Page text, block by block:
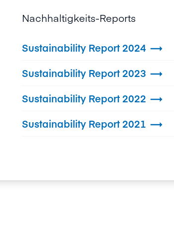
Nachhaltigkeits-Reports
Sustainability Report 2024 
Sustainability Report 2023 
Sustainability Report 2022 
Sustainability Report 2021 